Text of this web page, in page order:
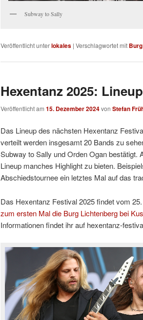
Subway to Sally
Veröffentlicht unterlokales | Verschlagwortet mit
Hexentanz 2025:
Veröffentlicht am 15. Dezember 2024von Stefan
Das Lineup des nächsten Hexentanz
verteilt werden insgesamt 20 Bands zu
Subway to Sally und Orden Ogan bestätigt.
Lineup manches Highlight zu bieten.
Abschiedstournee ein letztes Mal auf das
Das Hexentanz Festival 2025 findet vom
zum ersten Mal die Burg Lichtenberg bei
Informationen findet ihr auf hexentanz-